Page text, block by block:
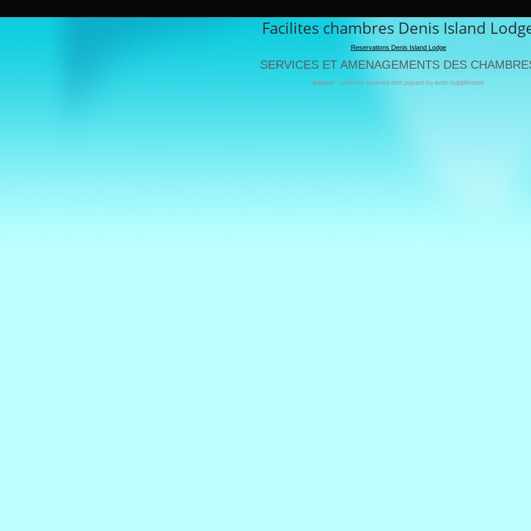
Facilites chambres Denis Island
Reservations Denis Island Lodge
SERVICES ET AMENAGEMENTS DES
payant : services pouvant être payant ou avec supplément